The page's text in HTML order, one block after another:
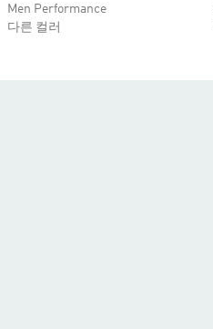
Men Performance
다른 컬러